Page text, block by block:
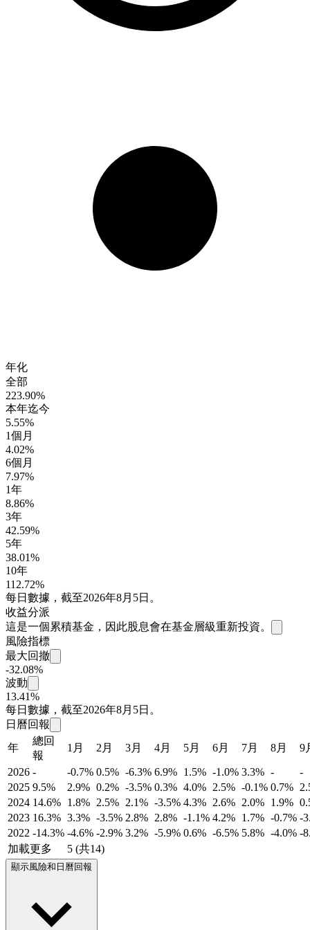
年化
全部
223.90%
本年迄今
5.55%
1個月
4.02%
6個月
7.97%
1年
8.86%
3年
42.59%
5年
38.01%
10年
112.72%
每日數據，截至2026年8月5日。
收益分派
這是一個累積基金，因此股息會在基金層級重新投資。
風險指標
最大回撤
-32.08%
波動
13.41%
每日數據，截至2026年8月5日。
日曆回報
年
總回
報
1月 2月 3月 4月 5月 6月 7月 8月 9
2026 - -0.7% 0.5% -6.3% 6.9% 1.5% -1.0% 3.3% -
-
2025 9.5% 2.9% 0.2% -3.5% 0.3% 4.0% 2.5% -0.1% 0.7%
2024 14.6% 1.8% 2.5% 2.1% -3.5% 4.3% 2.6% 2.0% 1.9%
2023 16.3% 3.3% -3.5% 2.8% 2.8% -1.1% 4.2% 1.7% -0.7% -
2022 -14.3% -4.6% -2.9% 3.2% -5.9% 0.6% -6.5% 5.8% -4.0% -
加載更多
5 (共14)
顯示風險和日曆回報